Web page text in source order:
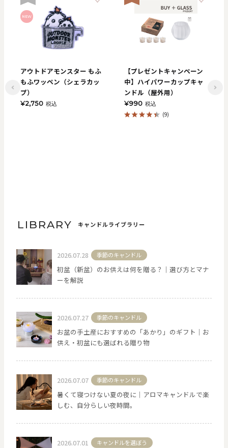
NEW
アウトドアモンスター もふ
もふワッペン（シェラカッ
プ）
¥2,750 税込
【プレゼントキャンペーン
中】ハイパワーカップキャ
ンドル（屋外用）
¥990 税込
(9)
LIBRARY キャンドルライブラリー
2026.07.28 季節のキャンドル
初盆（新盆）のお供えは何を贈る？｜選び方とマナ
ーを解説
2026.07.27 季節のキャンドル
お盆の手土産におすすめの「あかり」のギフト｜お
供え・初盆にも選ばれる贈り物
2026.07.07 季節のキャンドル
暑くて寝つけない夏の夜に｜アロマキャンドルで楽
しむ、自分らしい夜時間。
2026.07.01 キャンドルを選ぼう